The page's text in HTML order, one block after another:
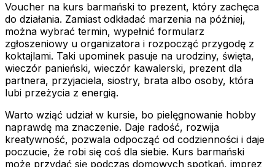
Voucher na kurs barmański to prezent, który zachęca
do działania. Zamiast odkładać marzenia na później,
można wybrać termin, wypełnić formularz
zgłoszeniowy u organizatora i rozpocząć przygodę z
koktajlami. Taki upominek pasuje na urodziny, święta,
wieczór panieński, wieczór kawalerski, prezent dla
partnera, przyjaciela, siostry, brata albo osoby, która
lubi przeżycia z energią.
Warto wziąć udział w kursie, bo pielęgnowanie hobby
naprawdę ma znaczenie. Daje radość, rozwija
kreatywność, pozwala odpocząć od codzienności i daje
poczucie, że robi się coś dla siebie. Kurs barmański
może przydać się podczas domowych spotkań, imprez